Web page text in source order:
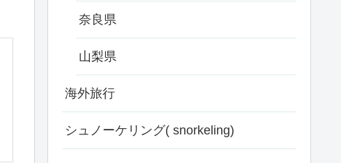
奈良県
山梨県
海外旅行
シュノーケリング( snorkeling)